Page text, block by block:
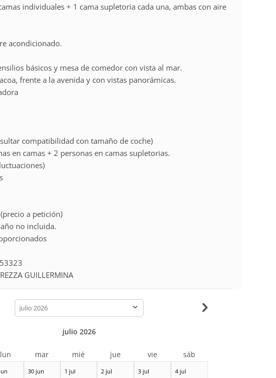
individuales + 1 cama supletoria cada una, ambas con aire
acondicionado.
básicos y mesa de comedor con vista al mar.
frente a la avenida y con vistas panorámicas.
compatibilidad con tamaño de coche)
en camas + 2 personas en camas supletorias.
a petición)
no incluida.
GUILLERMINA
calendar-
month
30 jun 1 jul 2 jul 3 jul 4 jul
julio 2026
lun mar mié jue vie sáb